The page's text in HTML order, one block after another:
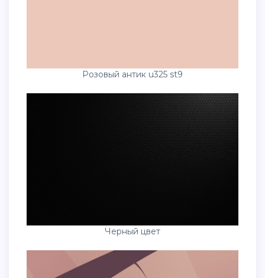
Розовый антик u325 st9
Черный цвет